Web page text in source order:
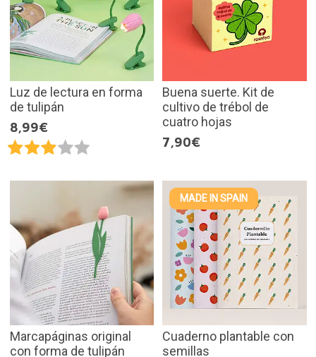
Luz de lectura en forma
de tulipán
8,99€
Buena suerte. Kit de
cultivo de trébol de
cuatro hojas
7,90€
Marcapáginas original
con forma de tulipán
MADE IN SPAIN
Cuaderno plantable con
semillas